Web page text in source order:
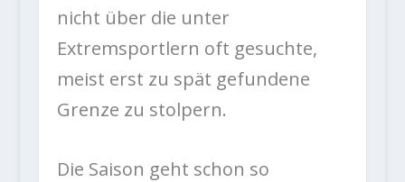
nicht über die unter
Extremsportlern oft gesuchte,
meist erst zu spät gefundene
Grenze zu stolpern.
Die Saison geht schon so